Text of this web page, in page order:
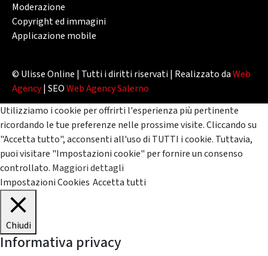
Moderazione
Copyright ed immagini
Applicazione mobile
© Ulisse Online | Tutti i diritti riservati | Realizzato daWeb
Agency| SEOWeb Agency Salerno
Utilizziamo i cookie per offrirti l'esperienza più pertinente
ricordando le tue preferenze nelle prossime visite. Cliccando su
"Accetta tutto", acconsenti all'uso di TUTTI i cookie. Tuttavia,
puoi visitare "Impostazioni cookie" per fornire un consenso
controllato. Maggiori dettagli
Impostazioni Cookies Accetta tutti
Chiudi
Informativa privacy